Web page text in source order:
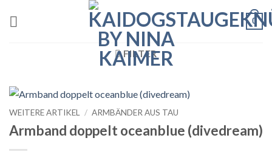
0
FILTER
WEITERE ARTIKEL / ARMBÄNDER AUS TAU
Armband doppelt oceanblue (divedream)